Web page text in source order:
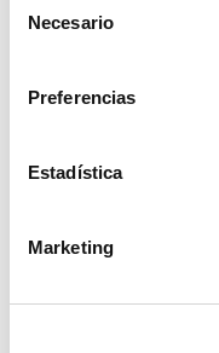
Necesario
Preferencias
Estadística
Marketing
remolque d-